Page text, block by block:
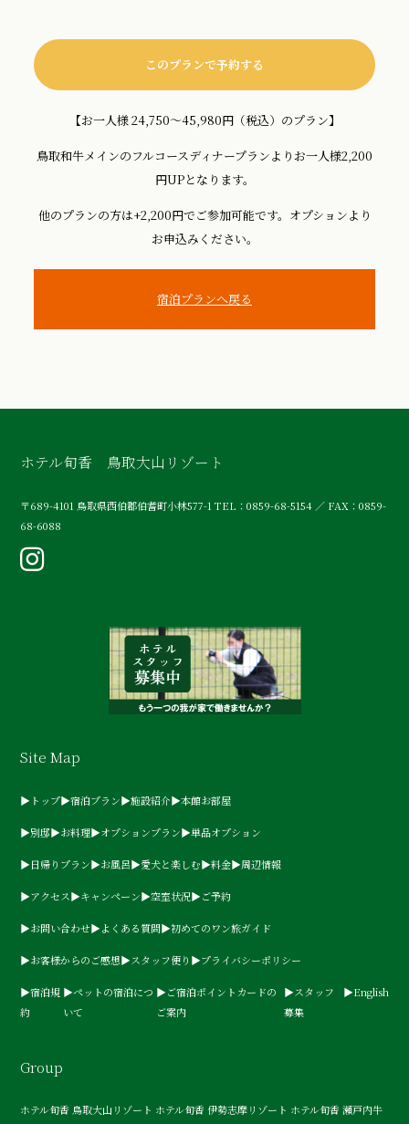
このプランで予約する
【お一人様 24,750～45,980円（税込）のプラン】
鳥取和牛メインのフルコースディナープランよりお一人様2,200
円UPとなります。
他のプランの方は+2,200円でご参加可能です。オプションより
お申込みください。
宿泊プランへ戻る
ホテル旬香 鳥取大山リゾート
〒689-4101 鳥取県西伯郡伯耆町小林577-1 TEL：0859-68-5154 ／ FAX：0859-
68-6088
Site Map
▶トップ▶宿泊プラン▶施設紹介▶本館お部屋
▶別邸▶お料理▶オプションプラン▶単品オプション
▶日帰りプラン▶お風呂▶愛犬と楽しむ▶料金▶周辺情報
▶アクセス▶キャンペーン▶空室状況▶ご予約
▶お問い合わせ▶よくある質問▶初めてのワン旅ガイド
▶お客様からのご感想▶スタッフ便り ▶プライバシーポリシー
▶宿泊規
約
▶ペットの宿泊につ
いて
▶ご宿泊ポイントカードの
ご案内
▶スタッフ
募集
▶English
Group
ホテル旬香 鳥取大山リゾート ホテル旬香 伊勢志摩リゾート ホテル旬香 瀬戸内牛